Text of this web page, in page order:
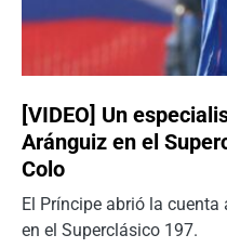
[VIDEO] Un
Aránguiz en el
Colo
El Príncipe abrió la
en el Superclásico 197.